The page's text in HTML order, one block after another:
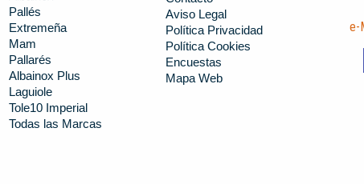
Pallés
Extremeña
Mam
Pallarés
Albainox Plus
Laguiole
Tole10 Imperial
Todas las Marcas
Aviso Legal
Política Privacidad
Política Cookies
Encuestas
Mapa Web
e-